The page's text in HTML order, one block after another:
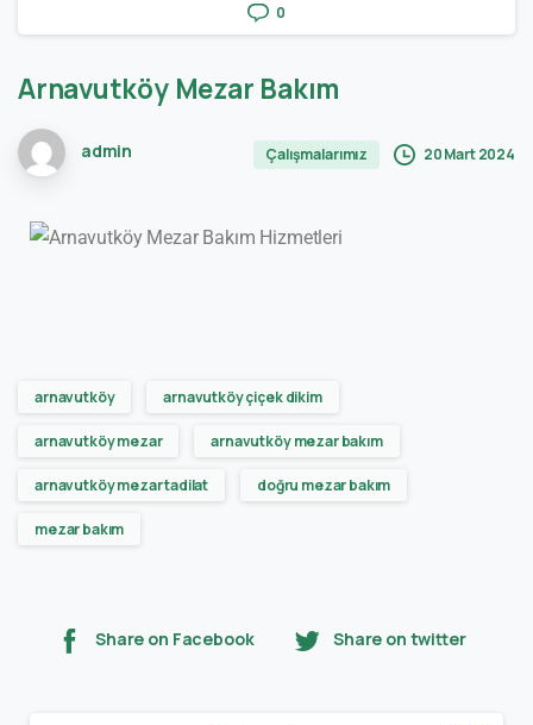
0
Arnavutköy Mezar Bakım
admin Çalışmalarımız 20 Mart 2024
arnavutköy arnavutköy çiçek dikim
arnavutköy mezar arnavutköy mezar bakım
arnavutköy mezar tadilat doğru mezar bakım
mezar bakım
Share on Facebook Share on twitter